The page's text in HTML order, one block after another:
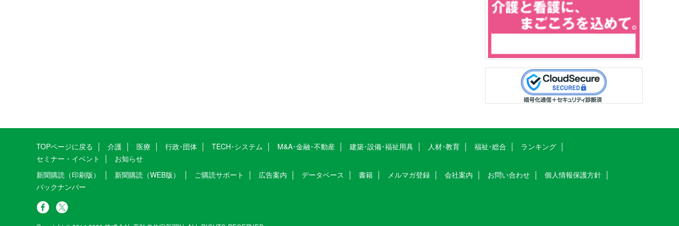
TOPページに戻る 介護 医療 行政･団体 TECH･システム M&A･金融･不動産 建築･設備･福祉用具 人材･教育 福祉･総合
ランキング
セミナー・イベント
お知らせ
新聞購読（印刷版）
新聞購読（WEB版） ご購読サポート 広告案内 データベース 書籍 メルマガ登録 会社案内 お問い合わせ
個人情報保護方針
バックナンバー